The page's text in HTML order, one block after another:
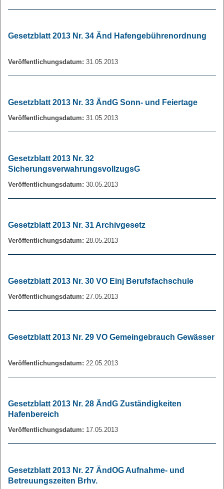
Gesetzblatt 2013 Nr. 34 Änd Hafengebührenordnung
Veröffentlichungsdatum: 31.05.2013
Gesetzblatt 2013 Nr. 33 ÄndG Sonn- und Feiertage
Veröffentlichungsdatum: 31.05.2013
Gesetzblatt 2013 Nr. 32
SicherungsverwahrungsvollzugsG
Veröffentlichungsdatum: 30.05.2013
Gesetzblatt 2013 Nr. 31 Archivgesetz
Veröffentlichungsdatum: 28.05.2013
Gesetzblatt 2013 Nr. 30 VO Einj Berufsfachschule
Veröffentlichungsdatum: 27.05.2013
Gesetzblatt 2013 Nr. 29 VO Gemeingebrauch Gewässer
Veröffentlichungsdatum: 22.05.2013
Gesetzblatt 2013 Nr. 28 ÄndG Zuständigkeiten
Hafenbereich
Veröffentlichungsdatum: 17.05.2013
Gesetzblatt 2013 Nr. 27 ÄndOG Aufnahme- und
Betreuungszeiten Brhv.